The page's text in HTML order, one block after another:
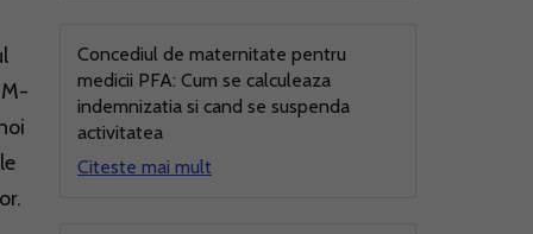
Concediul de maternitate pentru
medicii PFA: Cum se calculeaza
indemnizatia si cand se suspenda
activitatea
Citeste mai mult